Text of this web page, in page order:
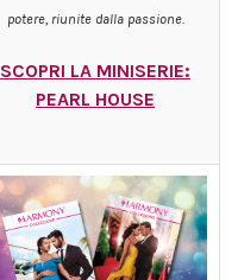
potere, riunite dalla passione.
SCOPRI LA MINISERIE:
PEARL HOUSE